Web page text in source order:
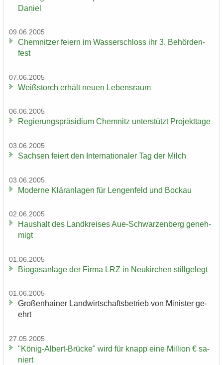
Da­ni­el
09.06.2005
Chem­nit­zer fei­ern im Was­ser­schloss ihr 3. Be­hör­den­
fest
07.06.2005
Weiß­storch er­hält neuen Le­bens­raum
06.06.2005
Re­gie­rungs­prä­si­di­um Chem­nitz un­ter­stützt Pro­jekt­ta­ge
03.06.2005
Sach­sen fei­ert den In­ter­na­tio­na­ler Tag der Milch
03.06.2005
Mo­der­ne Klär­an­la­gen für Len­gen­feld und Bo­ckau
02.06.2005
Haus­halt des Land­krei­ses Aue-​Schwarzenberg ge­neh­
migt
01.06.2005
Bio­gas­an­la­ge der Firma LRZ in Neu­kir­chen still­ge­legt
01.06.2005
Gro­ßen­hai­ner Land­wirt­schafts­be­trieb von Mi­nis­ter ge­
ehrt
27.05.2005
"König-​Albert-Brücke" wird für knapp eine Mil­li­on € sa­
niert